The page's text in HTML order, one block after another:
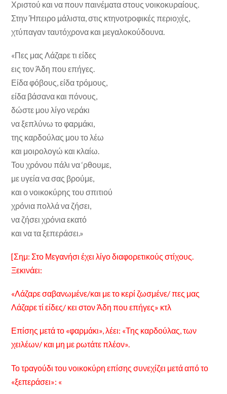
Χριστού και να πουν παινέματα στους νοικοκυραίους.
Στην Ήπειρο μάλιστα, στις κτηνοτροφικές περιοχές,
χτύπαγαν ταυτόχρονα και μεγαλοκούδουνα.
«Πες μας Λάζαρε τι είδες
εις τον Άδη που επήγες.
Είδα φόβους, είδα τρόμους,
είδα βάσανα και πόνους,
δώστε μου λίγο νεράκι
να ξεπλύνω το φαρμάκι,
της καρδούλας μου το λέω
και μοιρολογώ και κλαίω.
Του χρόνου πάλι να ‘ρθουμε,
με υγεία να σας βρούμε,
και ο νοικοκύρης του σπιτιού
χρόνια πολλά να ζήσει,
να ζήσει χρόνια εκατό
και να τα ξεπεράσει.»
[Σημ: Στο Μεγανήσι έχει λίγο διαφορετικούς στίχους.
Ξεκινάει:
«Λάζαρε σαβανωμένε/και με το κερί ζωσμένε/ πες μας
Λάζαρε τί είδες/ κει στον Άδη που επήγες» κτλ
Επίσης μετά το «φαρμάκι», λέει: «Της καρδούλας, των
χειλέων/ και μη με ρωτάτε πλέον».
Το τραγούδι του νοικοκύρη επίσης συνεχίζει μετά από το
«ξεπεράσει»: «